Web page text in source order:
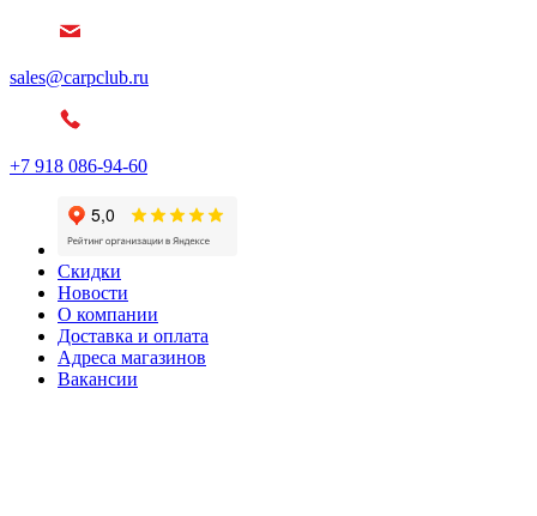
sales@carpclub.ru
+7 918 086-94-60
Скидки
Новости
О компании
Доставка и оплата
Адреса магазинов
Вакансии